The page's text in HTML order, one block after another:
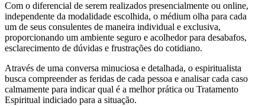
Com o diferencial de serem realizados presencialmente ou online,
independente da modalidade escolhida, o médium olha para cada
um de seus consulentes de maneira individual e exclusiva,
proporcionando um ambiente seguro e acolhedor para desabafos,
esclarecimento de dúvidas e frustrações do cotidiano.
Através de uma conversa minuciosa e detalhada, o espiritualista
busca compreender as feridas de cada pessoa e analisar cada caso
calmamente para indicar qual é a melhor prática ou Tratamento
Espiritual indiciado para a situação.